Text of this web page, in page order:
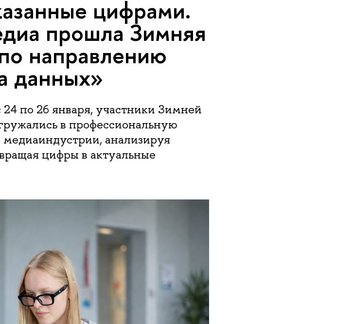
цифрами.
прошла Зимняя
направлению
данных»
по 26 января, участники Зимней
в профессиональную
анализируя
цифры в актуальные